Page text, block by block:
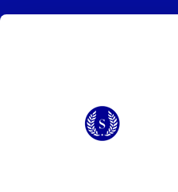
Ceramiche Marca
Via Emilia Romagna